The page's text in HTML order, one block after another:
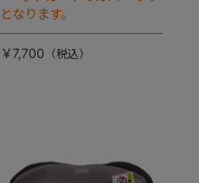
となります。
￥7,700